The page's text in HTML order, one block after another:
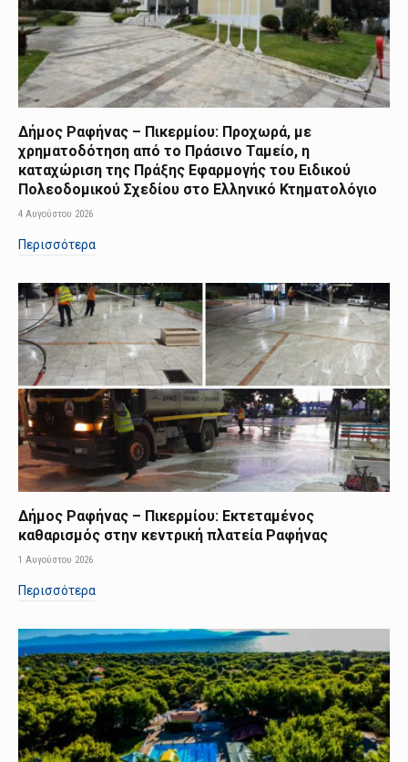
Δήμος Ραφήνας – Πικερμίου: Προχωρά, με
χρηματοδότηση από το Πράσινο Ταμείο, η
καταχώριση της Πράξης Εφαρμογής του Ειδικού
Πολεοδομικού Σχεδίου στο Ελληνικό Κτηματολόγιο
4 Αυγούστου 2026
Περισσότερα
Δήμος Ραφήνας – Πικερμίου: Εκτεταμένος
καθαρισμός στην κεντρική πλατεία Ραφήνας
1 Αυγούστου 2026
Περισσότερα